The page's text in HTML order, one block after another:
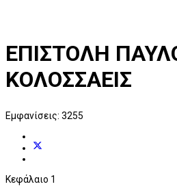
ΕΠΙΣΤΟΛΗ
ΚΟΛΟΣΣΑΕΙΣ
Εμφανίσεις: 3255
Κεφάλαιο 1